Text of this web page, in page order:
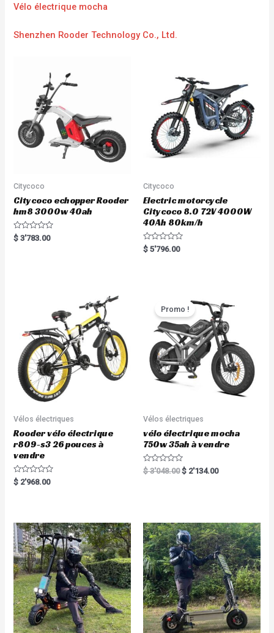
Vélo électrique mocha
Shenzhen Rooder Technology Co., Ltd.
Citycoco
Citycoco echopper Rooder
hm8 3000w 40ah
R
a
$ 3'783.00
Citycoco
Electric motorcycle
Citycoco 8.0 72V 4000W
40Ah 80km/h
R
a
$ 5'796.00
Vélos électriques
Rooder vélo électrique
r809-s3 26 pouces à
vendre
R
a
o
u
t
o
f
5
$ 2'968.00
Promo !
Vélos électriques
vélo électrique mocha
750w 35ah à vendre
R
a
t
o
f
5
$3'048.00 $ 2'134.00